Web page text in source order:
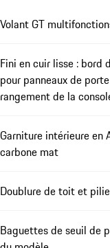
Volant GT
Fini en cuir lisse : bord
pour panneaux de
rangement de la
Garniture intérieure en
carbone mat
Doublure de toit et
Baguettes de seuil de